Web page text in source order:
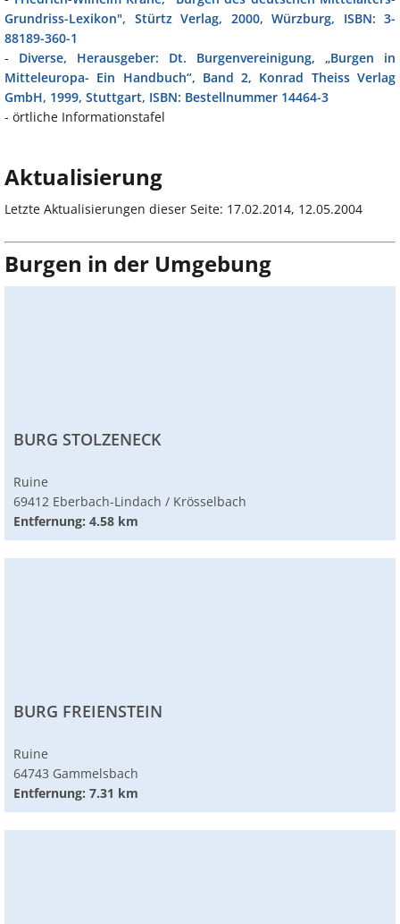
Grundriss-Lexikon", Stürtz Verlag, 2000, Würzburg, ISBN: 3-
88189-360-1
- Diverse, Herausgeber: Dt. Burgenvereinigung, „Burgen in
Mitteleuropa- Ein Handbuch“, Band 2, Konrad Theiss Verlag
GmbH, 1999, Stuttgart, ISBN: Bestellnummer 14464-3
- örtliche Informationstafel
Aktualisierung
Letzte Aktualisierungen dieser Seite: 17.02.2014, 12.05.2004
Burgen in der Umgebung
BURG STOLZENECK
Ruine
69412 Eberbach-Lindach / Krösselbach
Entfernung: 4.58 km
BURG FREIENSTEIN
Ruine
64743 Gammelsbach
Entfernung: 7.31 km